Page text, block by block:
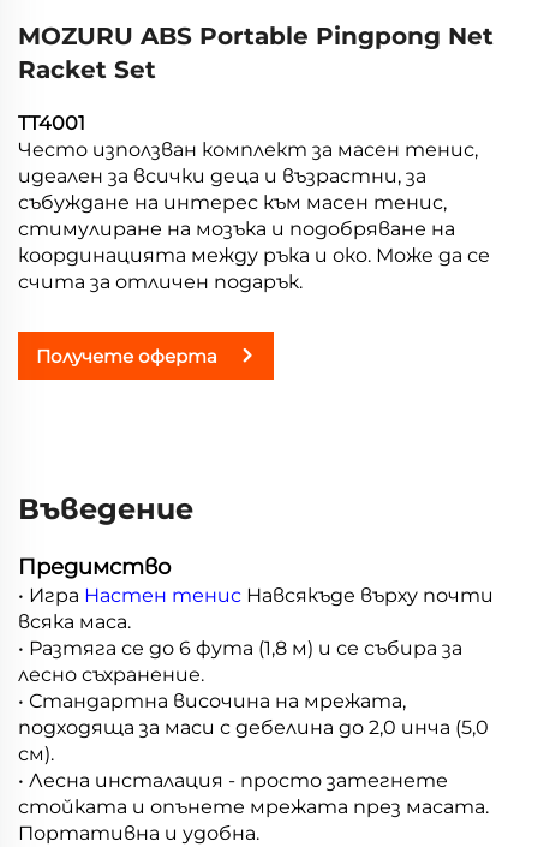
MOZURU ABS Portable Pingpong Net
Racket Set
TT4001
Често използван комплект за масен тенис,
идеален за всички деца и възрастни, за
събуждане на интерес към масен тенис,
стимулиране на мозъка и подобряване на
координацията между ръка и око. Може да се
счита за отличен подарък.
Получете оферта
Въведение
Предимство
• Игра Настен тенис Навсякъде върху почти
всяка маса.
• Разтяга се до 6 фута (1,8 м) и се събира за
лесно съхранение.
• Стандартна височина на мрежата,
подходяща за маси с дебелина до 2,0 инча (5,0
см).
• Лесна инсталация - просто затегнете
стойката и опънете мрежата през масата.
Портативна и удобна.